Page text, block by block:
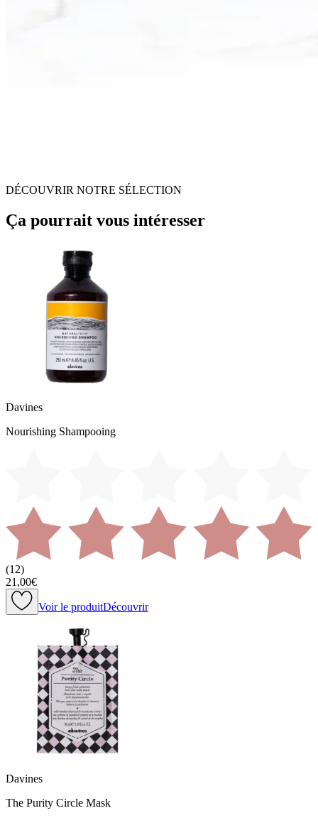
DÉCOUVRIR NOTRE SÉLECTION
Ça pourrait vous intéresser
Davines
Nourishing Shampooing
(12)
21,00€
Voir le produitDécouvrir
Davines
The Purity Circle Mask